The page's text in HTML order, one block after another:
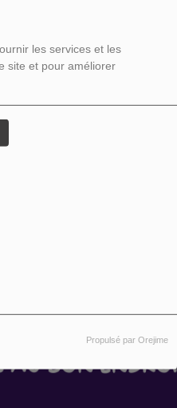
les services et les
site et pour améliorer
Propulsé par Orejime